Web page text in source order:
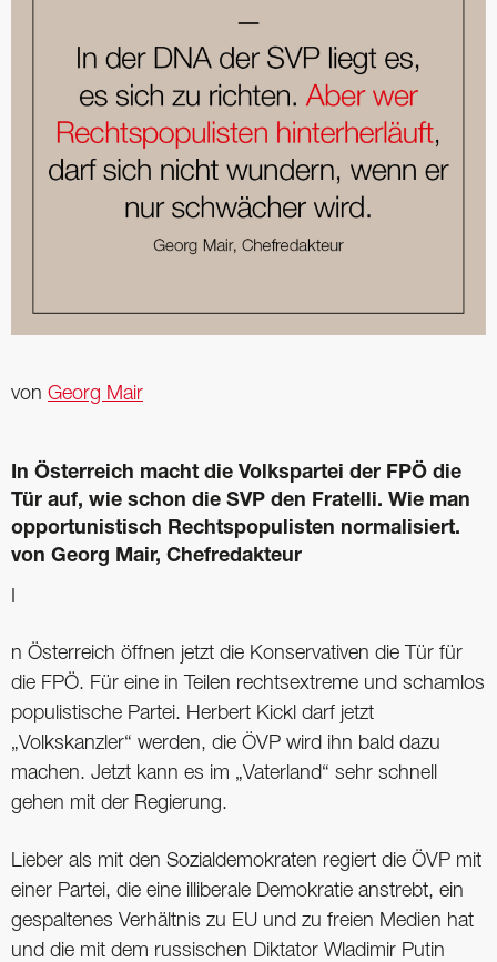
von Georg Mair
In Österreich macht die Volkspartei der FPÖ die
Tür auf, wie schon die SVP den Fratelli. Wie man
opportunistisch Rechtspopulisten normalisiert.
von Georg Mair, Chefredakteur
n Österreich öffnen jetzt die Konservativen die Tür für
die FPÖ. Für eine in Teilen rechtsextreme und schamlos
populistische Partei. Herbert Kickl darf jetzt
„Volkskanzler“ werden, die ÖVP wird ihn bald dazu
machen. Jetzt kann es im „Vaterland“ sehr schnell
gehen mit der Regierung.
Lieber als mit den Sozialdemokraten regiert die ÖVP mit
einer Partei, die eine illiberale Demokratie anstrebt, ein
gespaltenes Verhältnis zu EU und zu freien Medien hat
und die mit dem russischen Diktator Wladimir Putin